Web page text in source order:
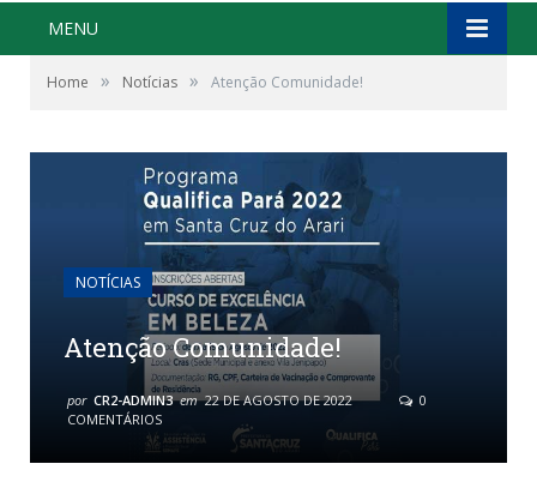
MENU
Home » Notícias » Atenção Comunidade!
NOTÍCIAS
Atenção Comunidade!
por CR2-ADMIN3 em 22 DE AGOSTO DE 2022
0
COMENTÁRIOS